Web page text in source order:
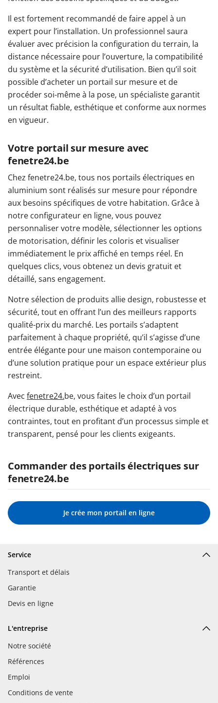
Il est fortement recommandé de faire appel à un
expert pour l’installation. Un professionnel saura
évaluer avec précision la configuration du terrain, la
distance nécessaire pour l’ouverture, la compatibilité
du système et la sécurité d’utilisation. Bien qu’il soit
possible d’acheter un portail sur mesure et de
procéder soi-même à la pose, un spécialiste garantit
un résultat fiable, esthétique et conforme aux normes
en vigueur.
Votre portail sur mesure avec
fenetre24.be
Chez fenetre24.be, tous nos portails électriques en
aluminium sont réalisés sur mesure pour répondre
aux besoins spécifiques de votre habitation. Grâce à
notre configurateur en ligne, vous pouvez
personnaliser votre modèle, sélectionner les options
de motorisation, définir les coloris et visualiser
immédiatement le prix affiché en temps réel. En
quelques clics, vous obtenez un devis gratuit et
détaillé, sans engagement.
Notre sélection de produits allie design, robustesse et
sécurité, tout en offrant l’un des meilleurs rapports
qualité-prix du marché. Les portails s’adaptent
parfaitement à chaque propriété, qu’il s’agisse d’une
entrée élégante pour une maison contemporaine ou
d’une solution pratique pour un espace extérieur plus
restreint.
Avec fenetre24.be, vous faites le choix d’un portail
électrique durable, esthétique et adapté à vos
contraintes, tout en profitant d’un processus simple et
transparent, pensé pour les clients exigeants.
Commander des portails électriques sur
fenetre24.be
Je crée mon portail en ligne
Service
Transport et délais
Garantie
Devis en ligne
L'entreprise
Notre société
Références
Emploi
Conditions de vente